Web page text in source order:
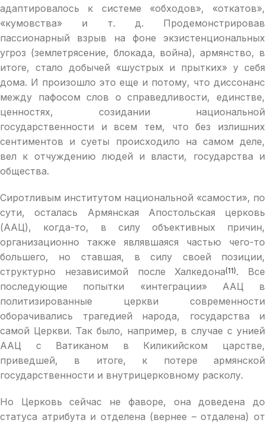
адаптировалось к системе «обходов», «откатов»,
«кумовства» и т. д. Продемонстрировав
пассионарный взрыв на фоне экзистенциональных
угроз (землетрясение, блокада, война), армянство, в
итоге, стало добычей «шустрых и прытких» у себя
дома. И произошло это еще и потому, что диссонанс
между пафосом слов о справедливости, единстве,
ценностях, созидании национальной
государственности и всем тем, что без излишних
сентиментов и суеты происходило на самом деле,
вел к отчуждению людей и власти, государства и
общества.
Сиротливым институтом национальной «самости», по
сути, осталась Армянская Апостольская церковь
(ААЦ), когда-то, в силу объективных причин,
организационно также являвшаяся частью чего-то
большего, но ставшая, в силу своей позиции,
структурно независимой после Халкедона(11). Все
последующие попытки «интеграции» ААЦ в
политизированные церкви современности
оборачивались трагедией народа, государства и
самой Церкви. Так было, например, в случае с унией
ААЦ с Ватиканом в Киликийском царстве,
приведшей, в итоге, к потере армянской
государственности и внутрицерковному расколу.
Но Церковь сейчас не фаворе, она доведена до
статуса атрибута и отделена (вернее – отдалена) от